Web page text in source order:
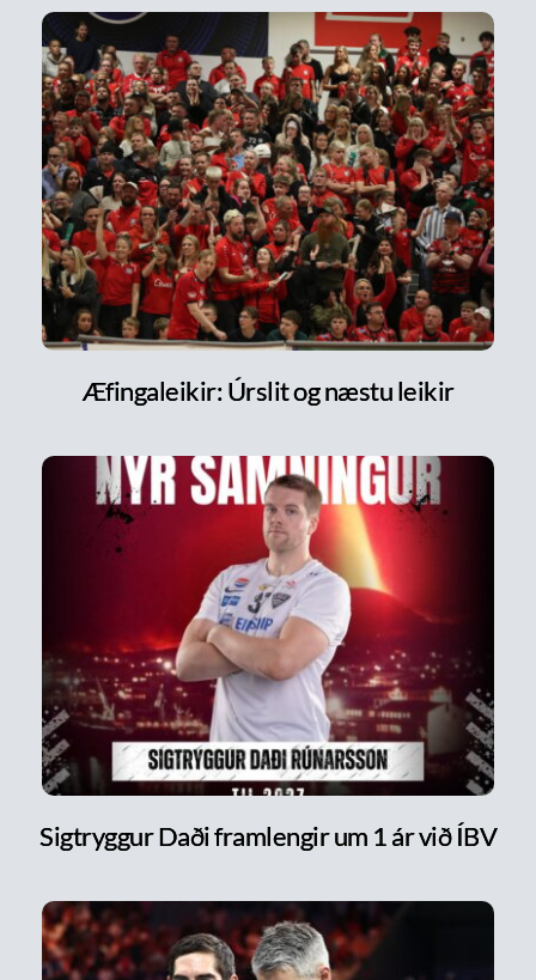
Æfingaleikir: Úrslit og næstu leikir
Sigtryggur Daði framlengir um 1 ár við ÍBV